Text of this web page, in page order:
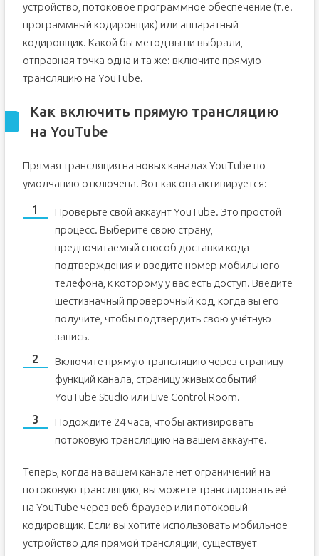
устройство, потоковое программное обеспечение (т.е.
программный кодировщик) или аппаратный
кодировщик. Какой бы метод вы ни выбрали,
отправная точка одна и та же: включите прямую
трансляцию на YouTube.
Как включить прямую трансляцию
на YouTube
Прямая трансляция на новых каналах YouTube по
умолчанию отключена. Вот как она активируется:
Проверьте свой аккаунт YouTube. Это простой
процесс. Выберите свою страну,
предпочитаемый способ доставки кода
подтверждения и введите номер мобильного
телефона, к которому у вас есть доступ. Введите
шестизначный проверочный код, когда вы его
получите, чтобы подтвердить свою учётную
запись.
Включите прямую трансляцию через страницу
функций канала, страницу живых событий
YouTube Studio или Live Control Room.
Подождите 24 часа, чтобы активировать
потоковую трансляцию на вашем аккаунте.
Теперь, когда на вашем канале нет ограничений на
потоковую трансляцию, вы можете транслировать её
на YouTube через веб-браузер или потоковый
кодировщик. Если вы хотите использовать мобильное
устройство для прямой трансляции, существует